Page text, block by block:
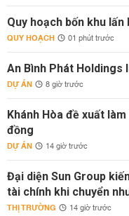
Quy hoạch bốn khu lấn
QUY HOẠCH 01 phút trước
An Bình Phát Holdings
DỰ ÁN 8 giờ trước
Khánh Hòa đề xuất
đồng
DỰ ÁN 14 giờ trước
Đại diện Sun Group
tài chính khi chuyển
THỊ TRƯỜNG 14 giờ trước